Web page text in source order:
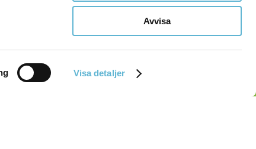
Visa detaljer
Avvisa